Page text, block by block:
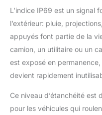
L’indice IP69 est un signal
l’extérieur: pluie,
appuyés font partie de la
camion, un utilitaire ou un
est exposé en
devient rapidement
Ce niveau d’étanchéité
pour les véhicules qui